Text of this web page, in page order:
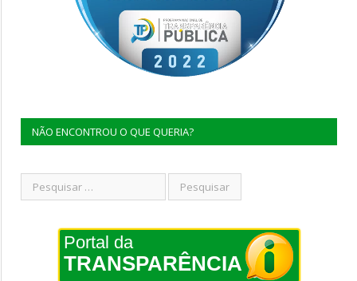
NÃO ENCONTROU O QUE QUERIA?
Portal da
TRANSPARÊNCIA